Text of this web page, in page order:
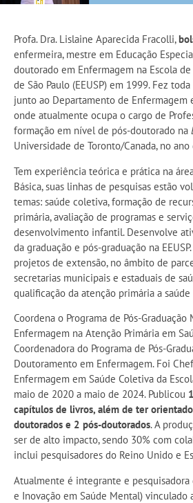
Profa. Dra. Lislaine Aparecida Fracolli,
enfermeira, mestre em Educação
doutorado em Enfermagem na Escola
de São Paulo (EEUSP) em 1999. Fez
junto ao Departamento de Enfermagem
onde atualmente ocupa o cargo de
formação em nível de pós-doutorado na
Universidade de Toronto/Canada, no
Tem experiência teórica e prática na
Básica, suas linhas de pesquisas estão
temas: saúde coletiva, formação de
primária, avaliação de programas e
desenvolvimento infantil. Desenvolve
da graduação e pós-graduação na
projetos de extensão, no âmbito de
secretarias municipais e estaduais de
qualificação da atenção primária a saúde
Coordena o Programa de Pós-Graduação
Enfermagem na Atenção Primária em
Coordenadora do Programa de Pós-
Doutoramento em Enfermagem. Foi
Enfermagem em Saúde Coletiva da
maio de 2020 a maio de 2024. Publicou
capítulos de livros, além de ter
doutorados e 2 pós-doutorados. A
ser de alto impacto, sendo 30% com
inclui pesquisadores do Reino Unido e
Atualmente é integrante e pesquisadora
e Inovação em Saúde Mental) vinculado